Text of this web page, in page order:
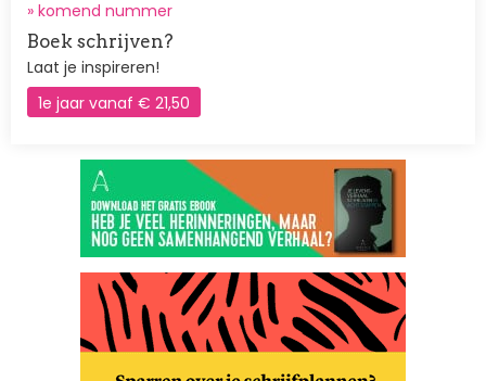
» komend nummer
Boek schrijven?
Laat je inspireren!
1e jaar vanaf € 21,50